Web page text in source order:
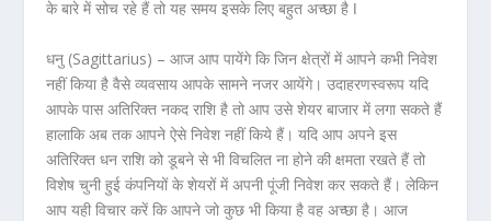
के बारे में सोच रहे हैं तो यह समय इसके लिए बहुत अच्छा है ǀ
धनु (Sagittarius) – आज आप पायेंगे कि जिन क्षेत्रों में आपने कभी निवेश
नहीं किया है वैसे व्यवसाय आपके सामने नजर आयेंगे। उदाहरणस्वरूप यदि
आपके पास अतिरिक्त नकद राशि है तो आप उसे शेयर बाजार में लगा सकते हैं
हालाकि अब तक आपने ऐसे निवेश नहीं किये हैं। यदि आप अपने इस
अतिरिक्त धन राशि को डूबने से भी विचलित ना होने की क्षमता रखते हैं तो
विशेष चुनी हुई कंपनियों के शेयरों में अपनी पूंजी निवेश कर सकते हैं। लेकिन
आप यही विचार करें कि आपने जो कुछ भी किया है वह अच्छा है। आज